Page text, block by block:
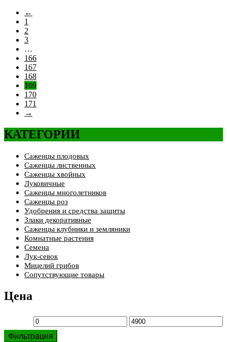
←
1
2
3
…
166
167
168
169
170
171
→
КАТЕГОРИИ
Саженцы плодовых
Саженцы лиственных
Саженцы хвойных
Луковичные
Саженцы многолетников
Саженцы роз
Удобрения и средства защиты
Злаки декоративные
Саженцы клубники и земляники
Комнатные растения
Семена
Лук-севок
Мицелий грибов
Сопутствующие товары
Цена
Минимальная
цена
Максимальная
Фильтрация